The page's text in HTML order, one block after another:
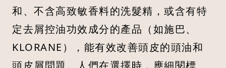
和、不含高致敏香料的洗髮精，或含有特
定去屑控油功效成分的產品（如施巴、
KLORANE），能有效改善頭皮的頭油和
頭皮屑問題。人們在選擇時，應細閱標